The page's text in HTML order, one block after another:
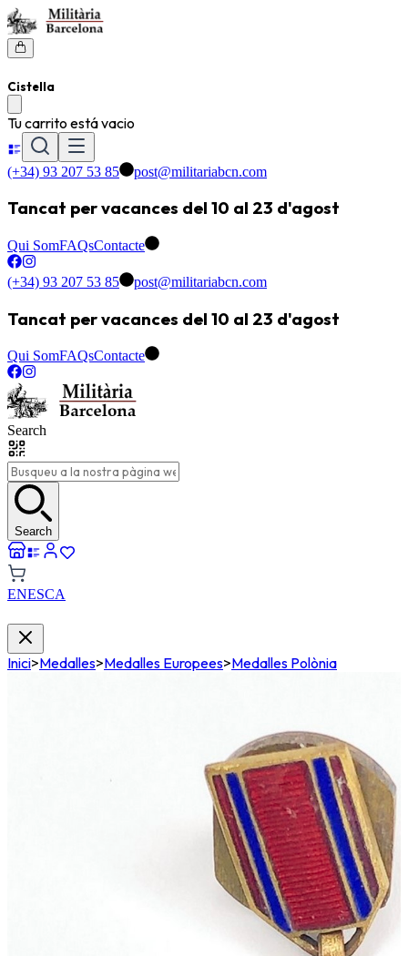
Cistella
Tu carrito está vacio
(+34) 93 207 53 85 post@militariabcn.com
Tancat per vacances del 10 al 23 d'agost
Qui SomFAQsContacte
(+34) 93 207 53 85 post@militariabcn.com
Tancat per vacances del 10 al 23 d'agost
Qui SomFAQsContacte
Search
Search
ENESCA
Inici>Medalles>Medalles Europees>Medalles Polònia